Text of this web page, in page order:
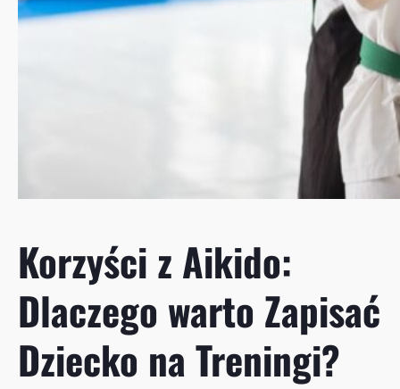
Korzyści z Aikido:
Dlaczego warto Zapisać
Dziecko na Treningi?